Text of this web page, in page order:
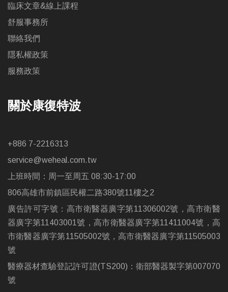
臨床文章&線上課程
舒服事務所
聯絡我們
隱私權政策
服務政策
關於康復特波
+886 7-2216313
service@weheal.com.tw
上班時間：周一至周五 08:30-17:00
806高雄市前鎮區民權二路380號11樓之2
廣告許可字號：高市衛醫器廣字第11306002號，高市衛醫
器廣字第11403001號，高市衛醫器廣字第11411004號，高
市衛醫器廣字第11505002號，高市衛醫器廣字第11505003
號
醫療器材查驗登記許可證(TS200)：衛部醫器製字第007070
號